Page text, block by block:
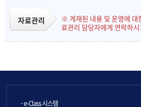
자료관리
※ 게재된 내용 및 운영에 대
료관리 담당자에게 연락하
e-Class 시스템